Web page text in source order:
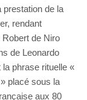
prestation de la
rendant
de Niro
de Leonardo
phrase rituelle «
placé sous la
aux 80